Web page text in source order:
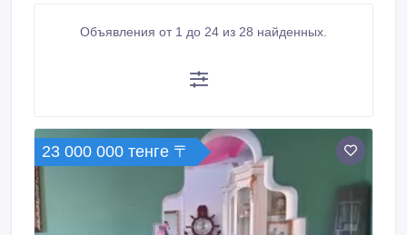
Объявления от 1 до 24 из 28 найденных.
23 000 000 тенге 〒